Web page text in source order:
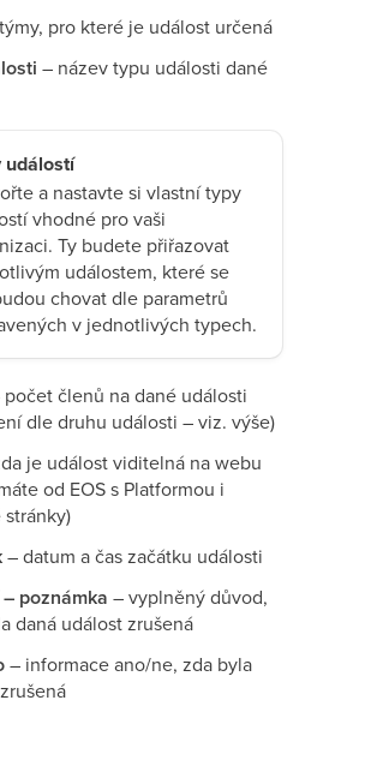
pro které je událost určená
– název typu události dané
událostí
a nastavte si vlastní typy
vhodné pro vaši
Ty budete přiřazovat
událostem, které se
chovat dle parametrů
v jednotlivých typech.
počet členů na dané události
dle druhu události – viz. výše)
je událost viditelná na webu
od EOS s Platformou i
– datum a čas začátku události
poznámka – vyplněný důvod,
daná událost zrušená
– informace ano/ne, zda byla